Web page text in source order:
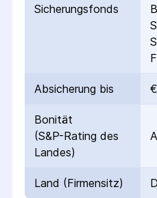
Sicherungs­fonds
Absicherung bis
Bonität
(S&P-Rating des
Landes)
Land (Firmensitz)